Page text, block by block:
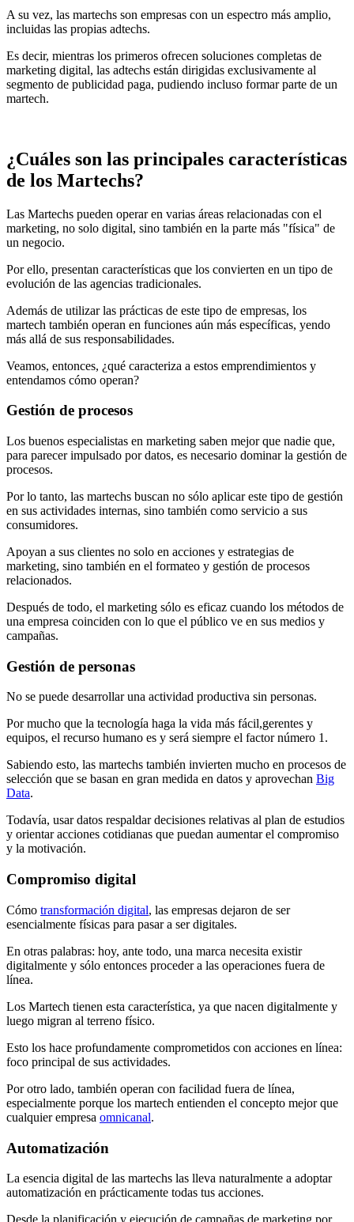
A su vez, las martechs son empresas con un espectro más amplio,
incluidas las propias adtechs.
Es decir, mientras los primeros ofrecen soluciones completas de
marketing digital, las adtechs están dirigidas exclusivamente al
segmento de publicidad paga, pudiendo incluso formar parte de un
martech.
¿Cuáles son las principales características
de los Martechs?
Las Martechs pueden operar en varias áreas relacionadas con el
marketing, no solo digital, sino también en la parte más "física" de
un negocio.
Por ello, presentan características que los convierten en un tipo de
evolución de las agencias tradicionales.
Además de utilizar las prácticas de este tipo de empresas, los
martech también operan en funciones aún más específicas, yendo
más allá de sus responsabilidades.
Veamos, entonces, ¿qué caracteriza a estos emprendimientos y
entendamos cómo operan?
Gestión de procesos
Los buenos especialistas en marketing saben mejor que nadie que,
para parecer impulsado por datos, es necesario dominar la gestión de
procesos.
Por lo tanto, las martechs buscan no sólo aplicar este tipo de gestión
en sus actividades internas, sino también como servicio a sus
consumidores.
Apoyan a sus clientes no solo en acciones y estrategias de
marketing, sino también en el formateo y gestión de procesos
relacionados.
Después de todo, el marketing sólo es eficaz cuando los métodos de
una empresa coinciden con lo que el público ve en sus medios y
campañas.
Gestión de personas
No se puede desarrollar una actividad productiva sin personas.
Por mucho que la tecnología haga la vida más fácil,gerentes y
equipos, el recurso humano es y será siempre el factor número 1.
Sabiendo esto, las martechs también invierten mucho en procesos de
selección que se basan en gran medida en datos y aprovechan Big
Data.
Todavía, usar datos respaldar decisiones relativas al plan de estudios
y orientar acciones cotidianas que puedan aumentar el compromiso
y la motivación.
Compromiso digital
Cómo transformación digital, las empresas dejaron de ser
esencialmente físicas para pasar a ser digitales.
En otras palabras: hoy, ante todo, una marca necesita existir
digitalmente y sólo entonces proceder a las operaciones fuera de
línea.
Los Martech tienen esta característica, ya que nacen digitalmente y
luego migran al terreno físico.
Esto los hace profundamente comprometidos con acciones en línea:
foco principal de sus actividades.
Por otro lado, también operan con facilidad fuera de línea,
especialmente porque los martech entienden el concepto mejor que
cualquier empresa omnicanal.
Automatización
La esencia digital de las martechs las lleva naturalmente a adoptar
automatización en prácticamente todas tus acciones.